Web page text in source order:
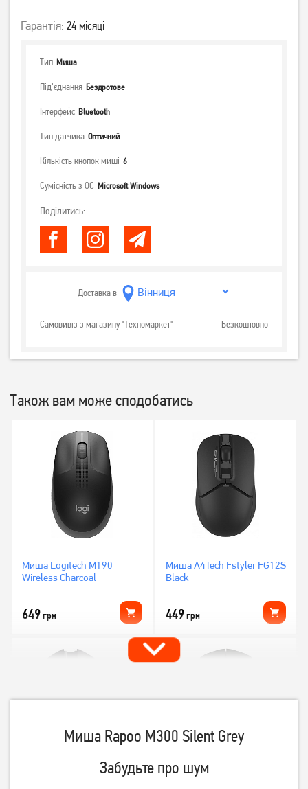
Гарантія: 24 місяці
Тип Миша
Під'єднання Бездротове
Інтерфейс Bluetooth
Тип датчика Оптичний
Кількість кнопок миші 6
Сумісність з ОС Microsoft Windows
Поділитись:
Доставка в
Самовивіз з магазину "Техномаркет" Безкоштовно
Також вам може сподобатись
Миша Logitech M190
Wireless Charcoal
649грн
Миша A4Tech Fstyler FG12S
Black
449грн
Миша Rapoo M300 Silent Grey
Забудьте про шум